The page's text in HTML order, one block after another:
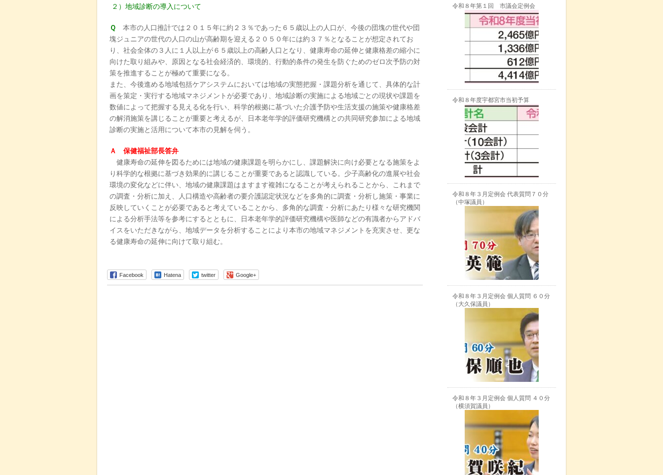
２）地域診断の導入について
Ｑ 本市の人口推計では２０１５年に約２３％であった６５歳以上の人口が、今後の団塊の世代や団
塊ジュニアの世代の人口の山が高齢期を迎える２０５０年には約３７％となることが想定されてお
り、社会全体の３人に１人以上が６５歳以上の高齢人口となり、健康寿命の延伸と健康格差の縮小に
向けた取り組みや、原因となる社会経済的、環境的、行動的条件の発生を防ぐためのゼロ次予防の対
策を推進することが極めて重要になる。
また、今後進める地域包括ケアシステムにおいては地域の実態把握・課題分析を通じて、具体的な計
画を策定・実行する地域マネジメントが必要であり、地域診断の実施による地域ごとの現状や課題を
数値によって把握する見える化を行い、科学的根拠に基づいた介護予防や生活支援の施策や健康格差
の解消施策を講じることが重要と考えるが、日本老年学的評価研究機構との共同研究参加による地域
診断の実施と活用について本市の見解を伺う。
Ａ 保健福祉部長答弁
健康寿命の延伸を図るためには地域の健康課題を明らかにし、課題解決に向け必要となる施策をよ
り科学的な根拠に基づき効果的に講じることが重要であると認識している。少子高齢化の進展や社会
環境の変化などに伴い、地域の健康課題はますます複雑になることが考えられることから、これまで
の調査・分析に加え、人口構造や高齢者の要介護認定状況などを多角的に調査・分析し施策・事業に
反映していくことが必要であると考えていることから、多角的な調査・分析にあたり様々な研究機関
による分析手法等を参考にするとともに、日本老年学的評価研究機構や医師などの有識者からアドバ
イスをいただきながら、地域データを分析することにより本市の地域マネジメントを充実させ、更な
る健康寿命の延伸に向けて取り組む。
Facebook Hatena twitter Google+
令和８年第１回 市議会定例会
令和８年度宇都宮市当初予算
令和８年３月定例会 代表質問７０分
（中塚議員）
令和８年３月定例会 個人質問 ６０分
（大久保議員）
令和８年３月定例会 個人質問 ４０分
（横須賀議員）